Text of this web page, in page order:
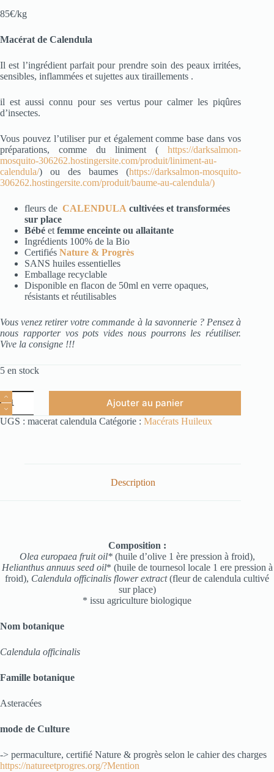
85€/kg
Macérat de Calendula
Il est l’ingrédient parfait pour prendre soin des peauxirritées,
sensibles, inflammées et sujettes aux tiraillements .
il est aussi connu pour ses vertus pour calmer les piqûres
d’insectes.
Vous pouvez l’utiliser pur et également comme base dans vos
préparations, comme du liniment (https://darksalmon-
mosquito-306262.hostingersite.com/produit/liniment-au-
calendula/) ou des baumes (https://darksalmon-mosquito-
306262.hostingersite.com/produit/baume-au-calendula/)
fleurs de CALENDULA cultivées et transformées
sur place
Bébé et femme enceinte ou allaitante
Ingrédients 100% de la Bio
Certifiés Nature & Progrès
SANS huiles essentielles
Emballage recyclable
Disponible en flacon de 50ml en verre opaques,
résistants et réutilisables
Vous venez retirer votre commande à la savonnerie ? Pensez à
nous rapporter vos pots vides nous pourrons les réutiliser.
Vive la consigne !!!
5 en stock
Ajouter au panier
UGS : macerat calendula Catégorie : Macérats Huileux
Description
Composition :
Olea europaea fruit oil*(huile d’olive 1 ère pression à froid),
Helianthus annuus seed oil* (huile de tournesol locale 1 ere pression à
froid), Calendula officinalis flower extract(fleur de calendula cultivé
sur place)
* issu agriculture biologique
Nom botanique
Calendula officinalis
Famille botanique
Asteracées
mode de Culture
-> permaculture, certifié Nature & progrès selon le cahier des charges
https://natureetprogres.org/?Mention